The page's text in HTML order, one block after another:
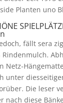
Planten uno
fällt sera
Netz-
unter
Die leser
nach diese